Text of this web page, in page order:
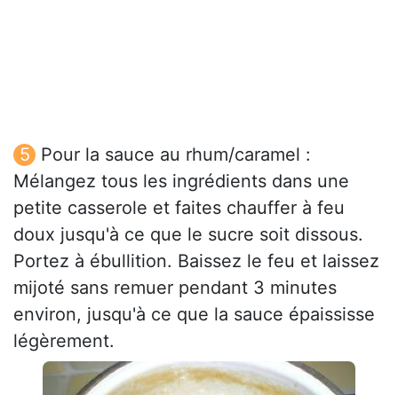
Pour la sauce au rhum/caramel :
Mélangez tous les ingrédients dans une
petite casserole et faites chauffer à feu
doux jusqu'à ce que le sucre soit dissous.
Portez à ébullition. Baissez le feu et laissez
mijoté sans remuer pendant 3 minutes
environ, jusqu'à ce que la sauce épaississe
légèrement.